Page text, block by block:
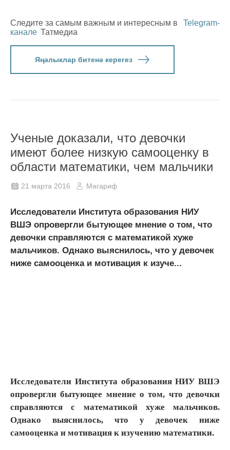
Следите за самым важным и интересным в
Telegram-
канале Татмедиа
Яңалыклар битенә керегез
Ученые доказали, что девочки
имеют более низкую самооценку в
области математики, чем мальчики
21 марта 2016 Мәгариф
Исследователи Института образования НИУ
ВШЭ опровергли бытующее мнение о том, что
девочки справляются с математикой хуже
мальчиков. Однако выяснилось, что у девочек
ниже самооценка и мотивация к изуче...
Исследователи Института образования НИУ ВШЭ
опровергли бытующее мнение о том, что девочки
справляются с математикой хуже мальчиков.
Однако выяснилось, что у девочек ниже
самооценка и мотивация к изучению математики.